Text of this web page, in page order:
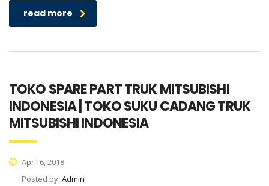
read more
TOKO SPARE PART TRUK MITSUBISHI
INDONESIA | TOKO SUKU CADANG TRUK
MITSUBISHI INDONESIA
April 6, 2018
Posted by: Admin